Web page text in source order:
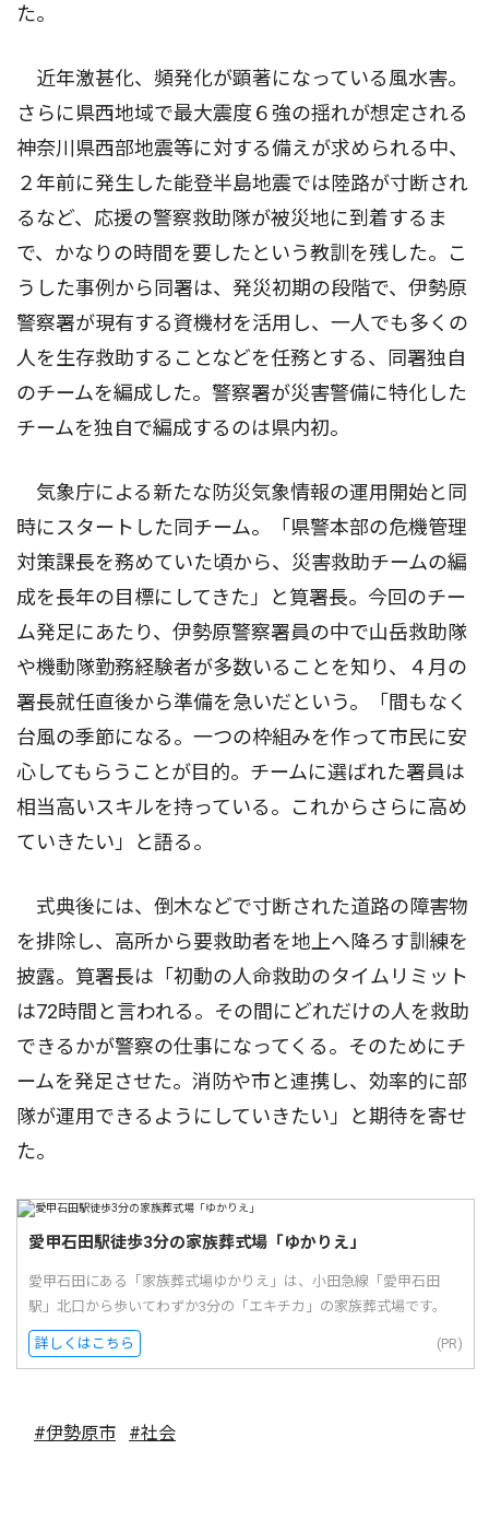
た。
近年激甚化、頻発化が顕著になっている風水害。
さらに県西地域で最大震度６強の揺れが想定される
神奈川県西部地震等に対する備えが求められる中、
２年前に発生した能登半島地震では陸路が寸断され
るなど、応援の警察救助隊が被災地に到着するま
で、かなりの時間を要したという教訓を残した。こ
うした事例から同署は、発災初期の段階で、伊勢原
警察署が現有する資機材を活用し、一人でも多くの
人を生存救助することなどを任務とする、同署独自
のチームを編成した。警察署が災害警備に特化した
チームを独自で編成するのは県内初。
気象庁による新たな防災気象情報の運用開始と同
時にスタートした同チーム。「県警本部の危機管理
対策課長を務めていた頃から、災害救助チームの編
成を長年の目標にしてきた」と筧署長。今回のチー
ム発足にあたり、伊勢原警察署員の中で山岳救助隊
や機動隊勤務経験者が多数いることを知り、４月の
署長就任直後から準備を急いだという。「間もなく
台風の季節になる。一つの枠組みを作って市民に安
心してもらうことが目的。チームに選ばれた署員は
相当高いスキルを持っている。これからさらに高め
ていきたい」と語る。
式典後には、倒木などで寸断された道路の障害物
を排除し、高所から要救助者を地上へ降ろす訓練を
披露。筧署長は「初動の人命救助のタイムリミット
は72時間と言われる。その間にどれだけの人を救助
できるかが警察の仕事になってくる。そのためにチ
ームを発足させた。消防や市と連携し、効率的に部
隊が運用できるようにしていきたい」と期待を寄せ
た。
愛甲石田駅徒歩3分の家族葬式場「ゆかりえ」
愛甲石田にある「家族葬式場ゆかりえ」は、小田急線「愛甲石田
駅」北口から歩いてわずか3分の「エキチカ」の家族葬式場です。
詳しくはこちら (PR)
#伊勢原市 #社会